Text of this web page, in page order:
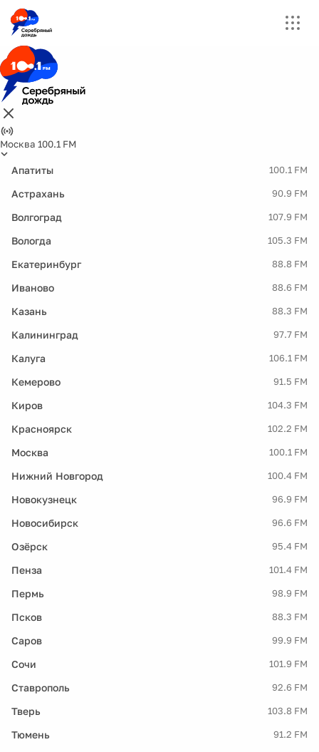
Москва 100.1 FM
Апатиты 100.1 FM
Астрахань 90.9 FM
Волгоград 107.9 FM
Вологда 105.3 FM
Екатеринбург 88.8 FM
Иваново 88.6 FM
Казань 88.3 FM
Калининград 97.7 FM
Калуга 106.1 FM
Кемерово 91.5 FM
Киров 104.3 FM
Красноярск 102.2 FM
Москва 100.1 FM
Нижний Новгород 100.4 FM
Новокузнецк 96.9 FM
Новосибирск 96.6 FM
Озёрск 95.4 FM
Пенза 101.4 FM
Пермь 98.9 FM
Псков 88.3 FM
Саров 99.9 FM
Сочи 101.9 FM
Ставрополь 92.6 FM
Тверь 103.8 FM
Тюмень 91.2 FM